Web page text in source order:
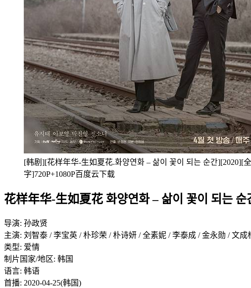
[韩剧][花样年华-生如夏花.화양연화 – 삶이 꽃이 되는 순간][2020][
字]720P+1080P百度云下载
花样年华-生如夏花 화양연화 – 삶이 꽃이 되는 순
导演: 孙政贤
主演: 刘智泰 / 李宝英 / 朴珍荣 / 朴诗妍 / 全素妮 / 李泰成 / 金永勋 / 文成
类型: 爱情
制片国家/地区: 韩国
语言: 韩语
首播: 2020-04-25(韩国)